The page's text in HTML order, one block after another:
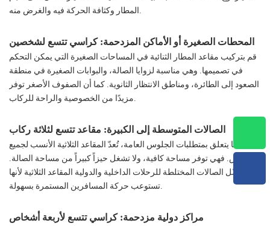
المحطات الصغيرة أو الأماكن المزدحمة: كراسي تتسع لشخصين
قم بتركيب مقاعد المطار الثنائية في المساحات الصغيرة التي يمكن التحكم
في تصميمها. وهي مناسبة لزوايا الصالة، والبوابات الصغيرة في منطقة
الصعود إلى الطائرة، ومناطق الانتظار الثانوية. كما أن الصفوف الأصغر توفر
الصالات المتوسطة إلى الكبيرة: مقاعد تتسع لثلاثة ركاب
فيما يتعلق بمتطلبات الجلوس العامة، تُعدّ المقاعد الثلاثية الأنسب لجميع
الأغراض. فهي توفر مساحة كافية، ولا تشغل حيزاً كبيراً من مساحة الصالة.
وتُفضّل الصالات المختلطة للرحلات الداخلية والدولية المقاعد الثلاثية لأنها
مراكز دولية مزدحمة: كراسي تتسع لأربعة أشخاص